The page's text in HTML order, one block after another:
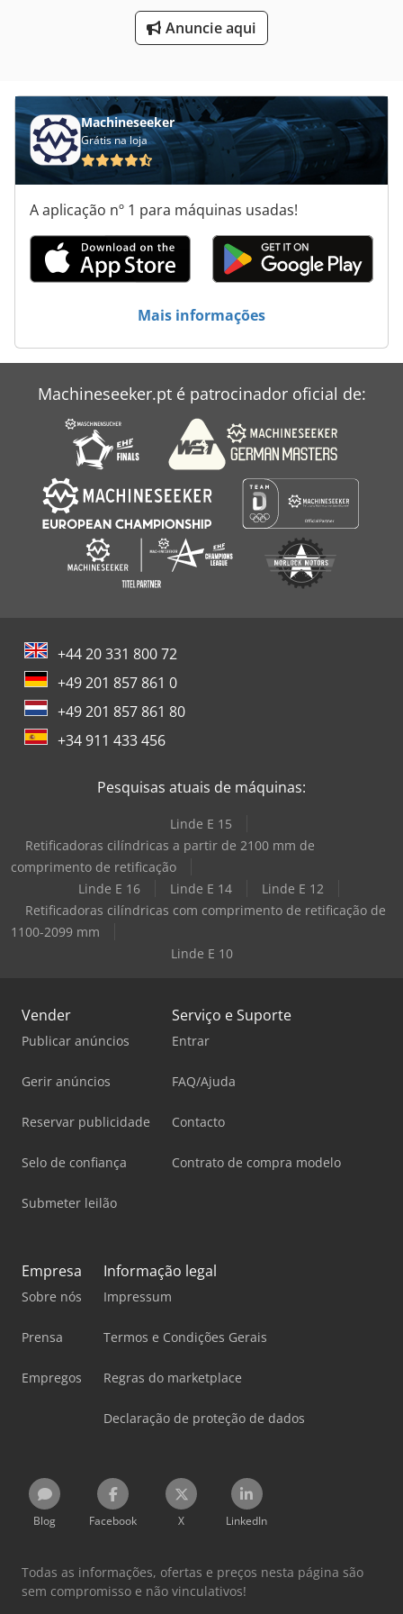
Máquinas De Lenha Anuncie aqui
Machineseeker
Grátis na loja
A aplicação nº 1 para máquinas usadas!
Mais informações
Machineseeker.pt é patrocinador oficial de:
+44 20 331 800 72
+49 201 857 861 0
+49 201 857 861 80
+34 911 433 456
Pesquisas atuais de máquinas:
Linde E 15
Retificadoras cilíndricas a partir de 2100 mm de
comprimento de retificação
Linde E 16
Linde E 14
Linde E 12
Retificadoras cilíndricas com comprimento de retificação de
1100-2099 mm
Linde E 10
Vender
Publicar anúncios
Gerir anúncios
Reservar publicidade
Selo de confiança
Submeter leilão
Serviço e Suporte
Entrar
FAQ/Ajuda
Contacto
Contrato de compra modelo
Empresa
Sobre nós
Prensa
Empregos
Informação legal
Impressum
Termos e Condições Gerais
Regras do marketplace
Declaração de proteção de dados
Blog Facebook X LinkedIn
Todas as informações, ofertas e preços nesta página são
sem compromisso e não vinculativos!